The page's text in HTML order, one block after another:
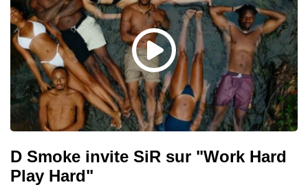
D Smoke invite SiR sur "Work Hard
Play Hard"